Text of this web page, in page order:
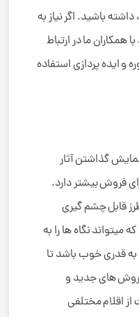
باشید. اگر نیاز به
همکاران ما در ارتباط
و ایده پردازی استفاده
گذاشتن آثار
فروش بیشتر دارد.
قابل چشم گیری
میتواند نگاه ها را به
به قدری خوب باشد تا
روش های جدید و
اقلام مختلفی